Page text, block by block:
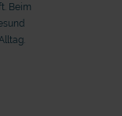
Beim